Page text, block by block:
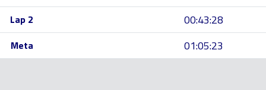
Lap 2 00:43:28
Meta 01:05:23